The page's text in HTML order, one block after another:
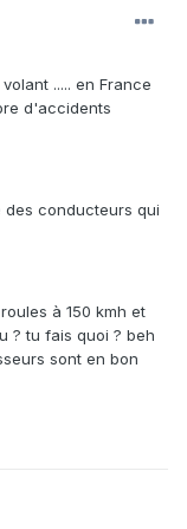
..... en France
d'accidents
conducteurs qui
à 150 kmh et
? tu fais quoi ? beh
sont en bon